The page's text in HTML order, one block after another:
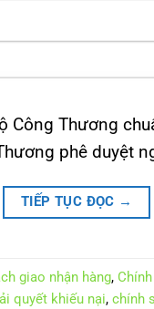
Công Thương
phê duyệt
TIẾP TỤC ĐỌC →
giao nhận hàng,
quyết khiếu nại, chính